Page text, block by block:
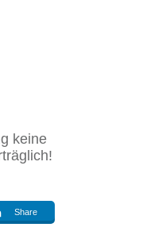
keine
Share